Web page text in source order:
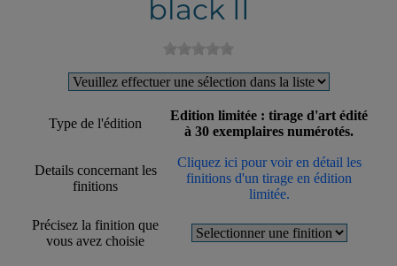
black II
Type de l'édition
Edition limitée : tirage d'art édité
à 30 exemplaires numérotés.
Details concernant les
finitions
Cliquez ici pour voir en détail les
finitions d'un tirage en édition
limitée.
Précisez la finition que
vous avez choisie